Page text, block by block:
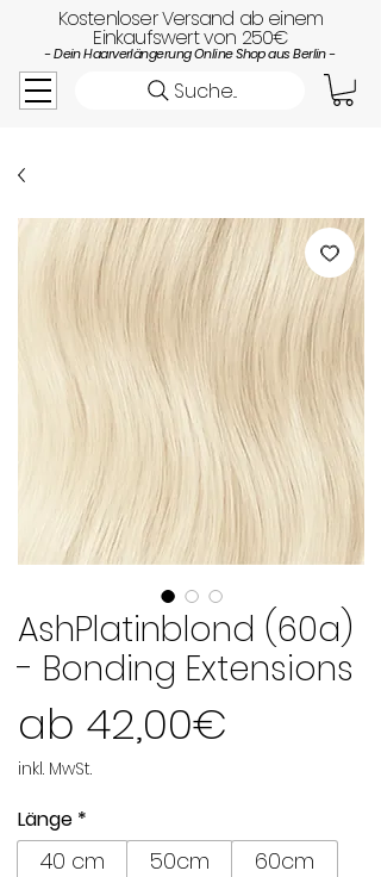
Kostenloser Versand ab einem
Einkaufswert von 250€
- Dein Haarverlängerung Online Shop aus Berlin -
Suche...
AshPlatinblond (60a)
- Bonding Extensions
ab 42,00€
inkl. MwSt.
Länge *
40 cm 50cm 60cm